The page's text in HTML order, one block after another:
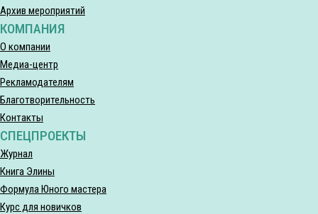
Архив мероприятий
КОМПАНИЯ
О компании
Медиа-центр
Рекламодателям
Благотворительность
Контакты
СПЕЦПРОЕКТЫ
Журнал
Книга Элины
Формула Юного мастера
Курс для новичков